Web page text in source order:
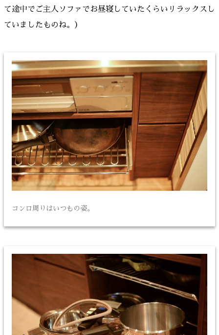
て途中でご主人ソファでお昼寝していたくらいリラックスし
ていましたものね。）
コンロ周りはいつもの姿。